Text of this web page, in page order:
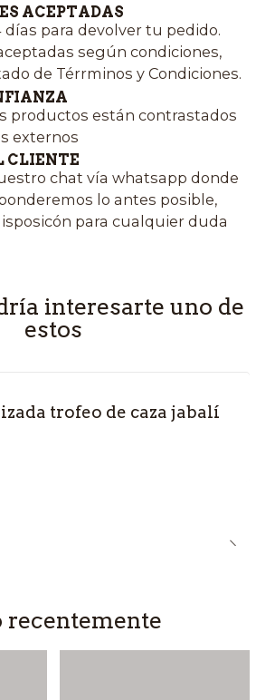
ACEPTADAS
días para devolver tu pedido.
según condiciones,
de Térrminos y Condiciones.
productos están contrastados
externos
CLIENTE
chat vía whatsapp donde
lo antes posible,
para cualquier duda
interesarte uno de
estos
trofeo de caza jabalí
recentemente